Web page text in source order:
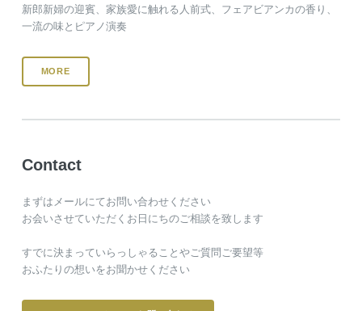
新郎新婦の迎賓、家族愛に触れる人前式、フェアビアンカの香り、
一流の味とピアノ演奏
MORE
Contact
まずはメールにてお問い合わせください
お会いさせていただくお日にちのご相談を致します
すでに決まっていらっしゃることやご質問ご要望等
おふたりの想いをお聞かせください